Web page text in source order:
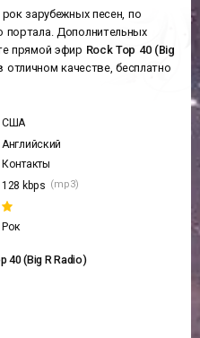
зарубежных песен, по
портала. Дополнительных
прямой эфир Rock Top 40 (Big
качестве, бесплатно
США
Английский
Контакты
128 kbps (mp3)
Рок
40 (Big R Radio)